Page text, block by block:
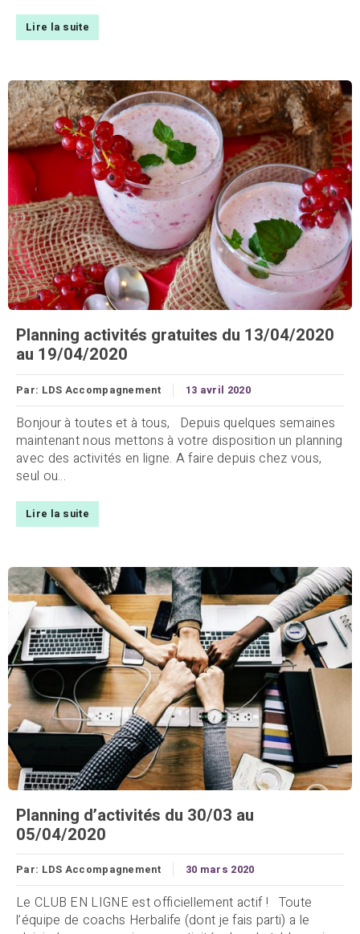
Lire la suite
Planning activités gratuites du 13/04/2020
au 19/04/2020
Par: LDS Accompagnement 13 avril 2020
Bonjour à toutes et à tous, Depuis quelques semaines
maintenant nous mettons à votre disposition un planning
avec des activités en ligne. A faire depuis chez vous,
seul ou...
Lire la suite
Planning d’activités du 30/03 au
05/04/2020
Par: LDS Accompagnement 30 mars 2020
Le CLUB EN LIGNE est officiellement actif ! Toute
l’équipe de coachs Herbalife (dont je fais parti) a le